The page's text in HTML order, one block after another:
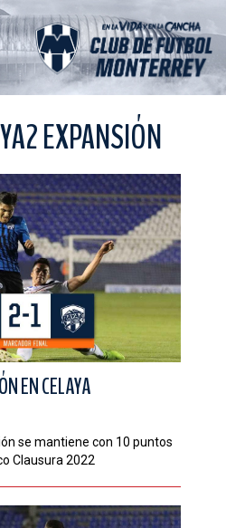
EXPANSIÓN
EN CELAYA
se mantiene con 10 puntos
Clausura 2022